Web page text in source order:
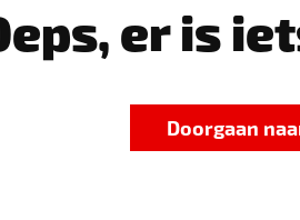
er is
Doorgaan